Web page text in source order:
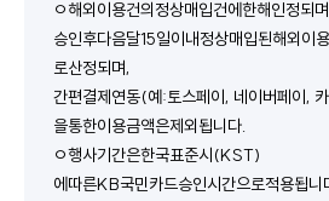
ㅇ해외이용건의정상매입건에한해인정되
승인후다음달15일이내정상매입된해외이
로산정되며,
간편결제연동(예:토스페이, 네이버페이,
을통한이용금액은제외됩니다.
ㅇ행사기간은한국표준시(KST)
에따른KB국민카드승인시간으로적용됩니